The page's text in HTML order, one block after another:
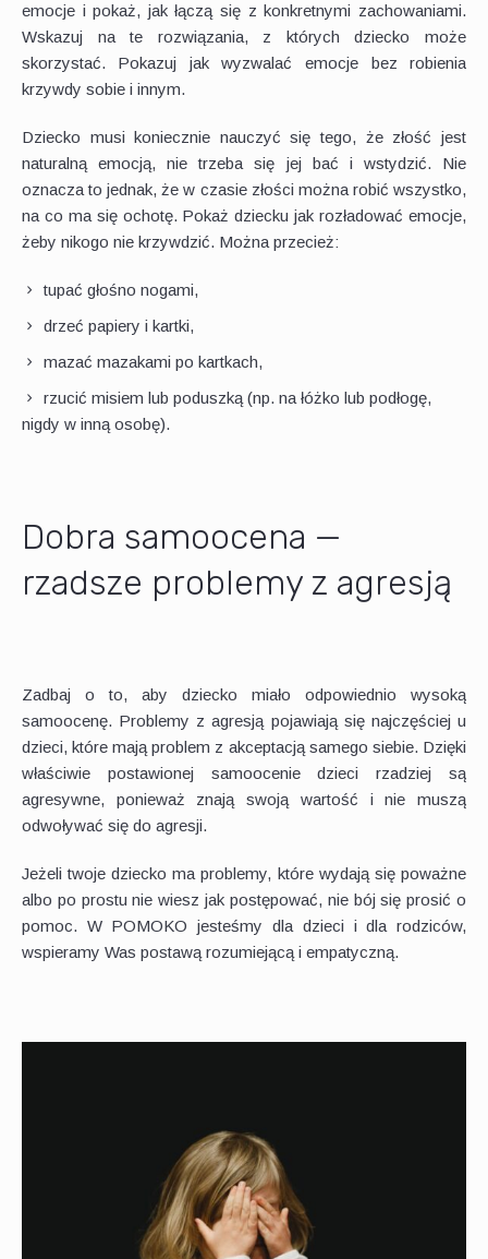
emocje i pokaż, jak łączą się z konkretnymi zachowaniami.
Wskazuj na te rozwiązania, z których dziecko może
skorzystać. Pokazuj jak wyzwalać emocje bez robienia
krzywdy sobie i innym.
Dziecko musi koniecznie nauczyć się tego, że złość jest
naturalną emocją, nie trzeba się jej bać i wstydzić. Nie
oznacza to jednak, że w czasie złości można robić wszystko,
na co ma się ochotę. Pokaż dziecku jak rozładować emocje,
żeby nikogo nie krzywdzić. Można przecież:
tupać głośno nogami,
drzeć papiery i kartki,
mazać mazakami po kartkach,
rzucić misiem lub poduszką (np. na łóżko lub podłogę,
nigdy w inną osobę).
Dobra samoocena —
rzadsze problemy z agresją
Zadbaj o to, aby dziecko miało odpowiednio wysoką
samoocenę. Problemy z agresją pojawiają się najczęściej u
dzieci, które mają problem z akceptacją samego siebie. Dzięki
właściwie postawionej samoocenie dzieci rzadziej są
agresywne, ponieważ znają swoją wartość i nie muszą
odwoływać się do agresji.
Jeżeli twoje dziecko ma problemy, które wydają się poważne
albo po prostu nie wiesz jak postępować, nie bój się prosić o
pomoc. W POMOKO jesteśmy dla dzieci i dla rodziców,
wspieramy Was postawą rozumiejącą i empatyczną.